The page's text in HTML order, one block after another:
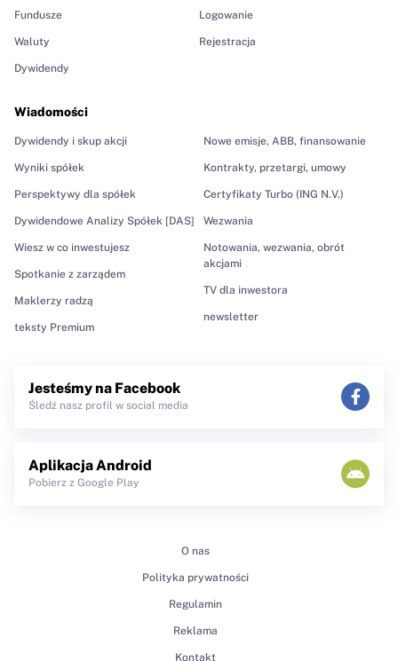
Fundusze
Waluty
Dywidendy
Wiadomości
Dywidendy i skup akcji
Wyniki spółek
Perspektywy dla spółek
Dywidendowe Analizy Spółek [DAS]
Wiesz w co inwestujesz
Spotkanie z zarządem
Maklerzy radzą
teksty Premium
Nowe emisje, ABB, finansowanie
Kontrakty, przetargi, umowy
Certyfikaty Turbo (ING N.V.)
Wezwania
Notowania, wezwania, obrót
akcjami
TV dla inwestora
newsletter
Logowanie
Rejestracja
Jesteśmy na Facebook
Śledź nasz profil w social media
Aplikacja Android
Pobierz z Google Play
O nas
Polityka prywatności
Regulamin
Reklama
Kontakt